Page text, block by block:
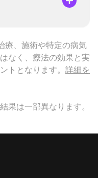
療、施術や特定の病気
なく、療法の効果と実
トとなります。 詳細を
果は一部異なります。